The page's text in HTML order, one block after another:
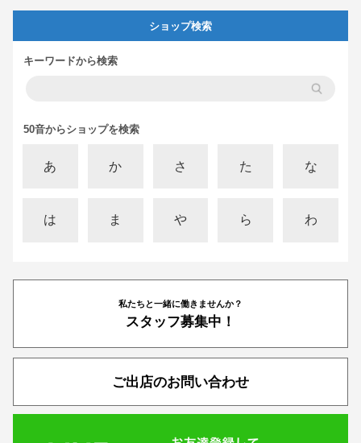
ショップ検索
キーワードから検索
50音からショップを検索
あ か さ た な
は ま や ら わ
私たちと一緒に働きませんか？
スタッフ募集中！
ご出店のお問い合わせ